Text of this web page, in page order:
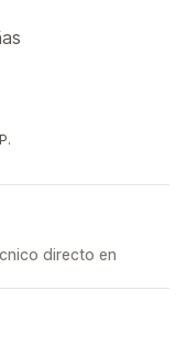
directo en